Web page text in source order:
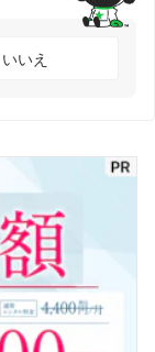
いいえ